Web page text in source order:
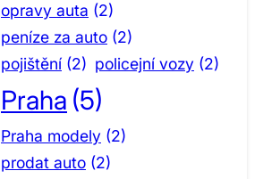
opravy auta (2)
peníze za auto (2)
pojištění (2) policejní vozy (2)
Praha (5)
Praha modely (2)
prodat auto (2)